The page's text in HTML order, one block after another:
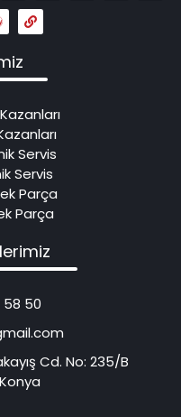
Servis
Servis
Parça
Parça
58 50
Cd. No: 235/B